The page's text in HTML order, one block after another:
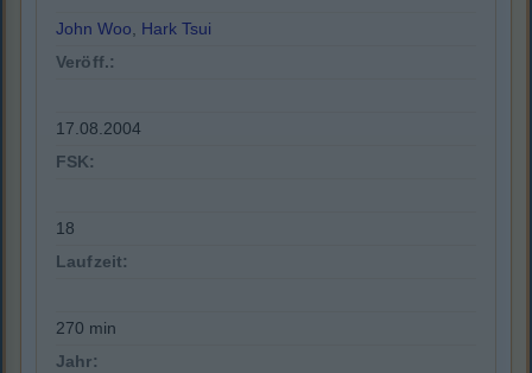
John Woo, Hark Tsui
Veröff.:
17.08.2004
FSK:
18
Laufzeit:
270 min
Jahr: